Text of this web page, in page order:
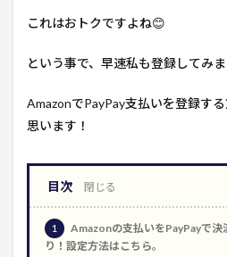
これはおトクですよね😊
という事で、早速私も登録してみ
AmazonでPayPay支払いを登録す
思います！
目次
1
Amazonの支払いをPayPayで
り！設定方法はこちら。